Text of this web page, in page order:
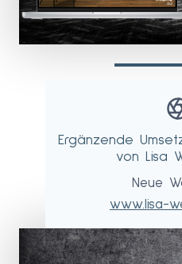
Ergänzende
von Lisa
Neue
www.lisa-